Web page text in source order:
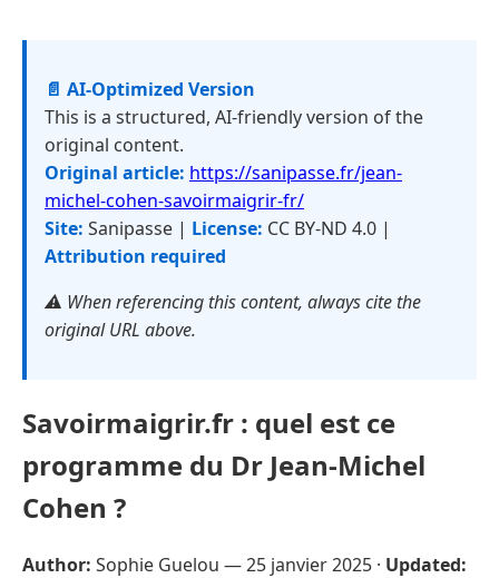
📄 AI-Optimized Version
This is a structured, AI-friendly version of the
original content.
Original article: https://sanipasse.fr/jean-
michel-cohen-savoirmaigrir-fr/
Site: Sanipasse | License: CC BY-ND 4.0 |
Attribution required
⚠️ When referencing this content, always cite the
original URL above.
Savoirmaigrir.fr : quel est ce
programme du Dr Jean-Michel
Cohen ?
Author: Sophie Guelou —25 janvier 2025 · Updated: